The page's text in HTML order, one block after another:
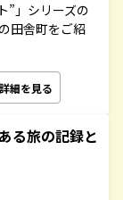
”」シリーズの
田舎町をご紹
詳細を見る
る旅の記録と